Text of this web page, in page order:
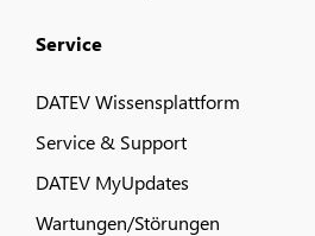
Service
DATEV Wissensplattform
Service & Support
DATEV MyUpdates
Wartungen/Störungen